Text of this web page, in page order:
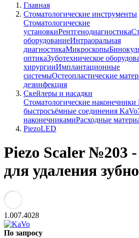
Главная
Стоматологические инструменты
Стоматологические
установкиРентгенодиагностика
оборудованиеИнтраоральная
диагностикаМикроскопы
оптикаЗуботехническое
хирургииИмплантационные
системыОстеопластические
дезинфекция
Скейлеры и насадки
Стоматологические наконечники
быстросъёмные соединения KaVo
наконечникамиРасходные
PiezoLED
Piezo Scaler №203 -
для удаления
1.007.4028
По запросу